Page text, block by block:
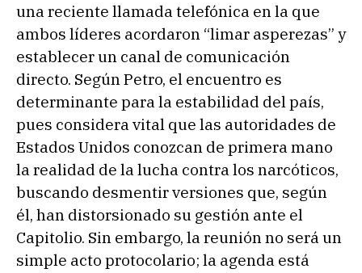
una reciente llamada telefónica en la que
ambos líderes acordaron “limar asperezas” y
establecer un canal de comunicación
directo. Según Petro, el encuentro es
determinante para la estabilidad del país,
pues considera vital que las autoridades de
Estados Unidos conozcan de primera mano
la realidad de la lucha contra los narcóticos,
buscando desmentir versiones que, según
él, han distorsionado su gestión ante el
Capitolio. Sin embargo, la reunión no será un
simple acto protocolario; la agenda está